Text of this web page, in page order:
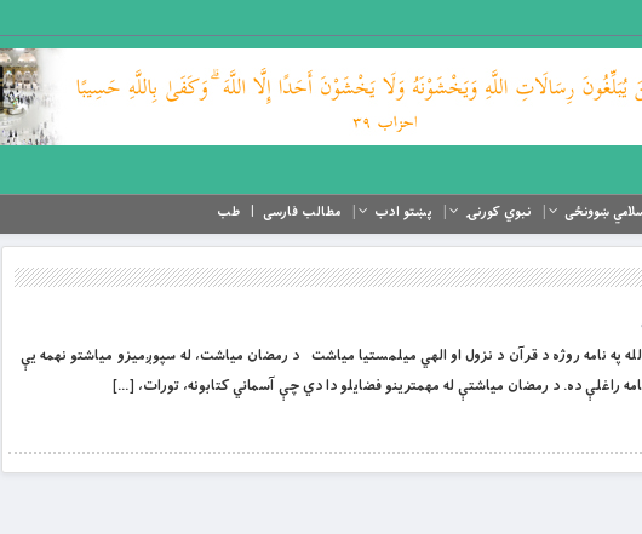
ښوونځی نبوي کورنۍ پښتو ادب مطالب فارسی طب
په نامه روژه د قرآن د نزول او الهي ميلمستيا مياشت د رمضان مياشت، له سپوږميزو مياشتو نهمه يې
راغلې ده. د رمضان مياشتې له مهمترينو فضايلو دا دي چې آسماني کتابونه، تورات، […]